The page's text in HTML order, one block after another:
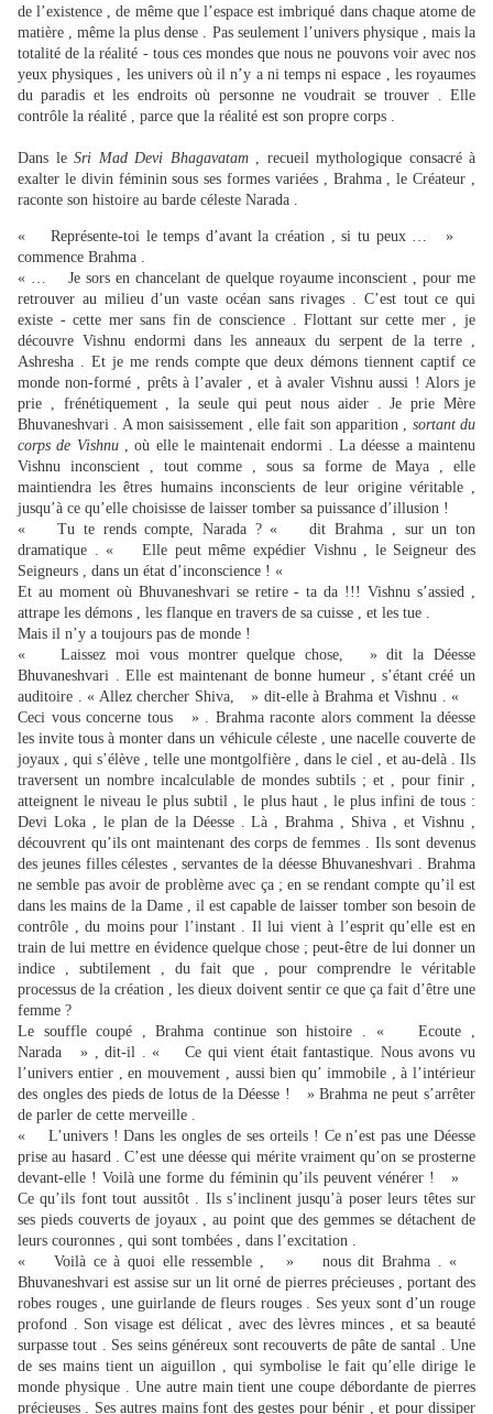
de l’existence , de même que l’espace est imbriqué dans chaque atome de
matière , même la plus dense . Pas seulement l’univers physique , mais la
totalité de la réalité - tous ces mondes que nous ne pouvons voir avec nos
yeux physiques , les univers où il n’y a ni temps ni espace , les royaumes
du paradis et les endroits où personne ne voudrait se trouver . Elle
contrôle la réalité , parce que la réalité est son propre corps .
Dans le Sri Mad Devi Bhagavatam , recueil mythologique consacré à
exalter le divin féminin sous ses formes variées , Brahma , le Créateur ,
raconte son histoire au barde céleste Narada .
« Représente-toi le temps d’avant la création , si tu peux … »
commence Brahma .
« … Je sors en chancelant de quelque royaume inconscient , pour me
retrouver au milieu d’un vaste océan sans rivages . C’est tout ce qui
existe - cette mer sans fin de conscience . Flottant sur cette mer , je
découvre Vishnu endormi dans les anneaux du serpent de la terre ,
Ashresha . Et je me rends compte que deux démons tiennent captif ce
monde non-formé , prêts à l’avaler , et à avaler Vishnu aussi ! Alors je
prie , frénétiquement , la seule qui peut nous aider . Je prie Mère
Bhuvaneshvari . A mon saisissement , elle fait son apparition , sortant du
corps de Vishnu , où elle le maintenait endormi . La déesse a maintenu
Vishnu inconscient , tout comme , sous sa forme de Maya , elle
maintiendra les êtres humains inconscients de leur origine véritable ,
jusqu’à ce qu’elle choisisse de laisser tomber sa puissance d’illusion !
« Tu te rends compte, Narada ? « dit Brahma , sur un ton
dramatique . « Elle peut même expédier Vishnu , le Seigneur des
Seigneurs , dans un état d’inconscience ! «
Et au moment où Bhuvaneshvari se retire - ta da !!! Vishnu s’assied ,
attrape les démons , les flanque en travers de sa cuisse , et les tue .
Mais il n’y a toujours pas de monde !
« Laissez moi vous montrer quelque chose, » dit la Déesse
Bhuvaneshvari . Elle est maintenant de bonne humeur , s’étant créé un
auditoire . « Allez chercher Shiva, » dit-elle à Brahma et Vishnu . «
Ceci vous concerne tous » . Brahma raconte alors comment la déesse
les invite tous à monter dans un véhicule céleste , une nacelle couverte de
joyaux , qui s’élève , telle une montgolfière , dans le ciel , et au-delà . Ils
traversent un nombre incalculable de mondes subtils ; et , pour finir ,
atteignent le niveau le plus subtil , le plus haut , le plus infini de tous :
Devi Loka , le plan de la Déesse . Là , Brahma , Shiva , et Vishnu ,
découvrent qu’ils ont maintenant des corps de femmes . Ils sont devenus
des jeunes filles célestes , servantes de la déesse Bhuvaneshvari . Brahma
ne semble pas avoir de problème avec ça ; en se rendant compte qu’il est
dans les mains de la Dame , il est capable de laisser tomber son besoin de
contrôle , du moins pour l’instant . Il lui vient à l’esprit qu’elle est en
train de lui mettre en évidence quelque chose ; peut-être de lui donner un
indice , subtilement , du fait que , pour comprendre le véritable
processus de la création , les dieux doivent sentir ce que ça fait d’être une
femme ?
Le souffle coupé , Brahma continue son histoire . « Ecoute ,
Narada » , dit-il . « Ce qui vient était fantastique. Nous avons vu
l’univers entier , en mouvement , aussi bien qu’ immobile , à l’intérieur
des ongles des pieds de lotus de la Déesse ! » Brahma ne peut s’arrêter
de parler de cette merveille .
« L’univers ! Dans les ongles de ses orteils ! Ce n’est pas une Déesse
prise au hasard . C’est une déesse qui mérite vraiment qu’on se prosterne
devant-elle ! Voilà une forme du féminin qu’ils peuvent vénérer ! »
Ce qu’ils font tout aussitôt . Ils s’inclinent jusqu’à poser leurs têtes sur
ses pieds couverts de joyaux , au point que des gemmes se détachent de
leurs couronnes , qui sont tombées , dans l’excitation .
« Voilà ce à quoi elle ressemble , » nous dit Brahma . «
Bhuvaneshvari est assise sur un lit orné de pierres précieuses , portant des
robes rouges , une guirlande de fleurs rouges . Ses yeux sont d’un rouge
profond . Son visage est délicat , avec des lèvres minces , et sa beauté
surpasse tout . Ses seins généreux sont recouverts de pâte de santal . Une
de ses mains tient un aiguillon , qui symbolise le fait qu’elle dirige le
monde physique . Une autre main tient une coupe débordante de pierres
précieuses . Ses autres mains font des gestes pour bénir , et pour dissiper